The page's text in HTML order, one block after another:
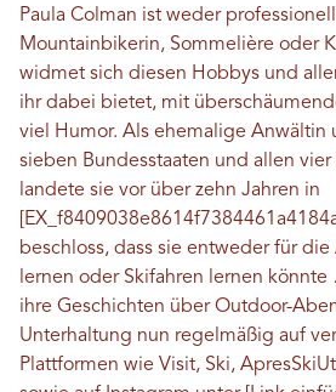
Paula Colman ist weder
Mountainbikerin, Sommelière oder
widmet sich diesen Hobbys und
ihr dabei bietet, mit
viel Humor. Als ehemalige Anwältin
sieben Bundesstaaten und allen
landete sie vor über zehn Jahren in
beschloss, dass sie entweder für
lernen oder Skifahren lernen
ihre Geschichten über Outdoor-
Unterhaltung nun regelmäßig auf
Plattformen wie Visit, Ski,